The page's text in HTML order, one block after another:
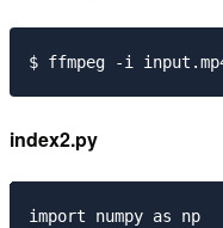
index2.py
import numpy as np